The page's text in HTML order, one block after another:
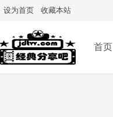
设为首页 收藏本站
首页